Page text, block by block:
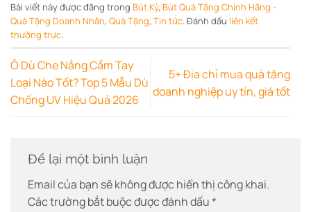
Bài viết này được đăng trong Bút Ký, Bút Quà Tặng Chính Hãng -
Quà Tặng Doanh Nhân, Quà Tặng, Tin tức. Đánh dấu liên kết
thường trực.
Ô Dù Che Nắng Cầm Tay
Loại Nào Tốt? Top 5 Mẫu Dù
Chống UV Hiệu Quả 2026
5+ Địa chỉ mua quà tặng
doanh nghiệp uy tín, giá tốt
Để lại một bình luận
Email của bạn sẽ không được hiển thị công khai.
Các trường bắt buộc được đánh dấu*